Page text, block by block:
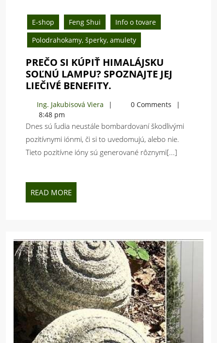
2018
E-shop Feng Shui
Info o tovare
Polodrahokamy, šperky, amulety
PREČO SI KÚPIŤ HIMALÁJSKU
SOĽNÚ LAMPU? SPOZNAJTE JEJ
LIEČIVÉ BENEFITY.
KÚPIŤ
HIMALÁJSKU
SOĽNÚ
LAMPU?
SPOZNAJTE
Ing. Jakubisová VieraIng.
Viera
0 Comments
8:48 pm
Dnes sú ľudia neustále bombardovaní škodlivými
pozitívnymi iónmi, či si to uvedomujú, alebo nie.
Tieto pozitívne ióny sú generované rôznymi[...]
READ MOREREAD
MORE